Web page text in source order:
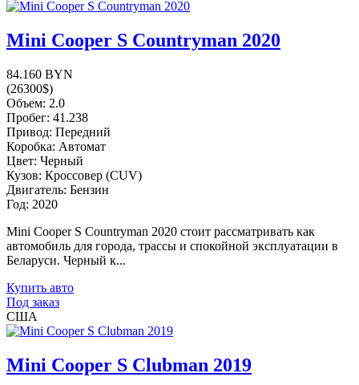
Mini Cooper S Countryman 2020
84.160 BYN
(26300$)
Объем: 2.0
Пробег: 41.238
Привод: Передний
Коробка: Автомат
Цвет: Черный
Кузов: Кроссовер (CUV)
Двигатель: Бензин
Год: 2020
Mini Cooper S Countryman 2020 стоит рассматривать как
автомобиль для города, трассы и спокойной эксплуатации в
Беларуси. Черный к...
Купить авто
Под заказ
США
Mini Cooper S Clubman 2019